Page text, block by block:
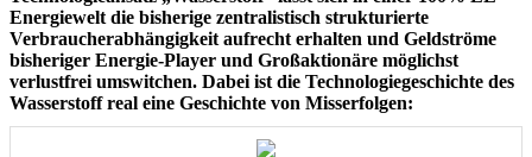
Energiewelt die bisherige zentralistisch strukturierte
Verbraucherabhängigkeit aufrecht erhalten und Geldströme
bisheriger Energie-Player und Großaktionäre möglichst
verlustfrei umswitchen. Dabei ist die Technologiegeschichte des
Wasserstoff real eine Geschichte von Misserfolgen: